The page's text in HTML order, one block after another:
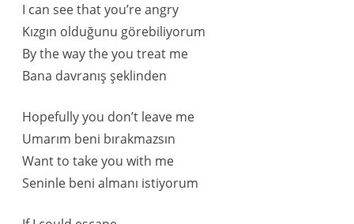
I can see that you’re angry
Kızgın olduğunu görebiliyorum
By the way the you treat me
Bana davranış şeklinden
Hopefully you don’t leave me
Umarım beni bırakmazsın
Want to take you with me
Seninle beni almanı istiyorum